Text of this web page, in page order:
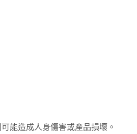
能造成人身傷害或產品損壞。